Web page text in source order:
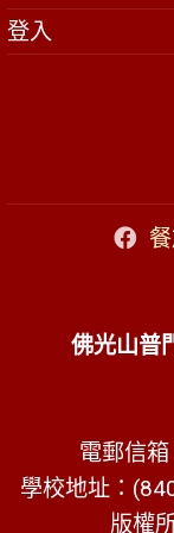
登入
佛光山普
電郵信箱
學校地址：
版權